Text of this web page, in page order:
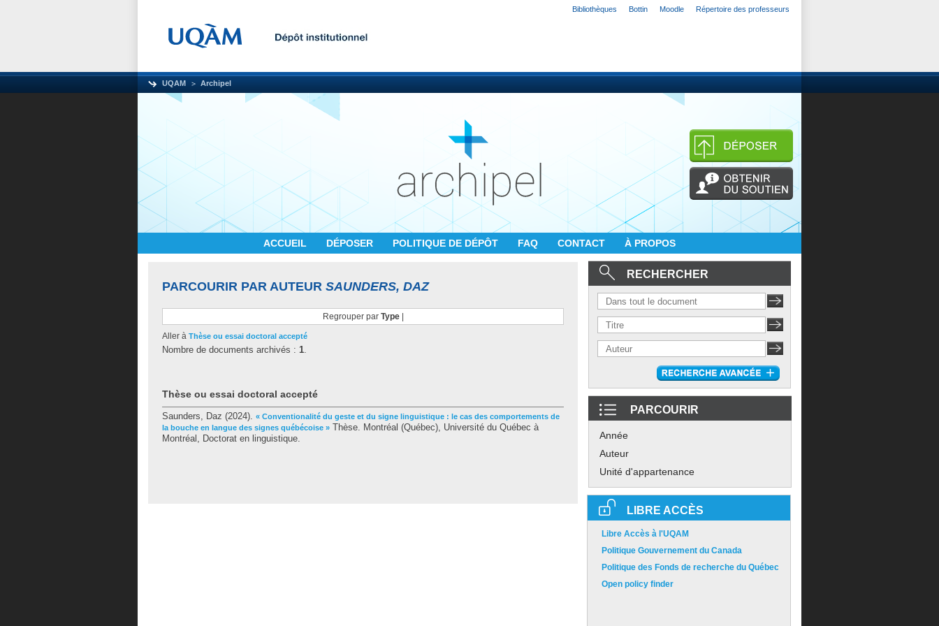
Bibliothèques Bottin Moodle Répertoire des professeurs
UQAM Archipel
ACCUEIL DÉPOSER POLITIQUE DE DÉPÔT FAQ CONTACT À PROPOS
PARCOURIR PAR AUTEUR SAUNDERS, DAZ
Regrouper par Type|
Aller à Thèse ou essai doctoral accepté
Nombre de documents archivés : 1.
Thèse ou essai doctoral accepté
Saunders, Daz (2024). « Conventionalité du geste et du signe linguistique : le cas des comportements de
la bouche en langue des signes québécoise » Thèse. Montréal (Québec), Université du Québec à
Montréal, Doctorat en linguistique.
RECHERCHER
PARCOURIR
Année
Auteur
Unité d'appartenance
LIBRE ACCÈS
Libre Accès à l'UQAM
Politique Gouvernement du Canada
Politique des Fonds de recherche du Québec
Open policy finder